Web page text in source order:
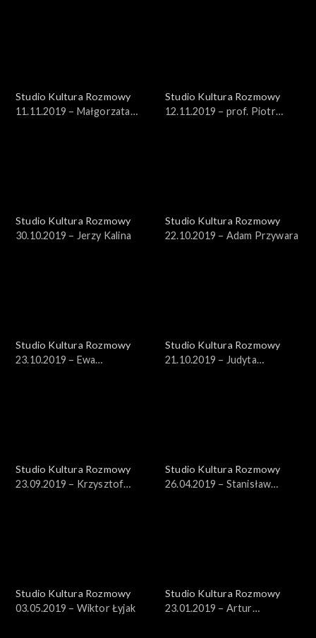
Studio Kultura Rozmowy
11.11.2019 – Małgorzata
Studio Kultura Rozmowy
12.11.2019 – prof. Piotr
Studio Kultura Rozmowy
30.10.2019 – Jerzy Kalina
Studio Kultura Rozmowy
22.10.2019 – Adam Przywara
Studio Kultura Rozmowy
23.10.2019 – Ewa
Studio Kultura Rozmowy
21.10.2019 – Judyta
Studio Kultura Rozmowy
23.09.2019 – Krzysztof
Studio Kultura Rozmowy
26.04.2019 – Stanisław
Studio Kultura Rozmowy
03.05.2019 – Wiktor Łyjak
Studio Kultura Rozmowy
23.01.2019 – Artur